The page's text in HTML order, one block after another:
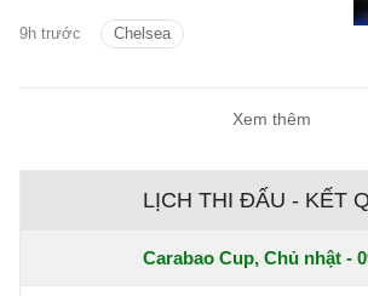
9h trước Chelsea
ngôi sao người Tây Ban Nha.
Xem thêm
LỊCH THI ĐẤU - KẾT
Carabao Cup, Chủ nhật -